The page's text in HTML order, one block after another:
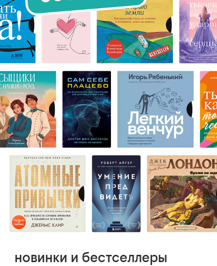
новинки и бестселлеры